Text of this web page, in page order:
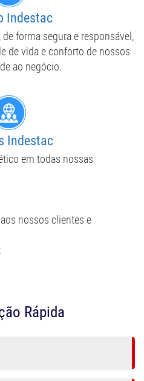
Indestac
forma segura e responsável,
de vida e conforto de nossos
ao negócio.
Indestac
em todas nossas
nossos clientes e
Rápida